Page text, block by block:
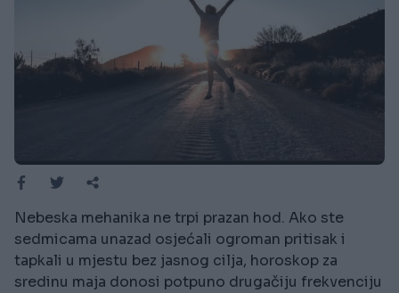
Nebeska mehanika ne trpi prazan hod. Ako ste
sedmicama unazad osjećali ogroman pritisak i
tapkali u mjestu bez jasnog cilja, horoskop za
sredinu maja donosi potpuno drugačiju frekvenciju